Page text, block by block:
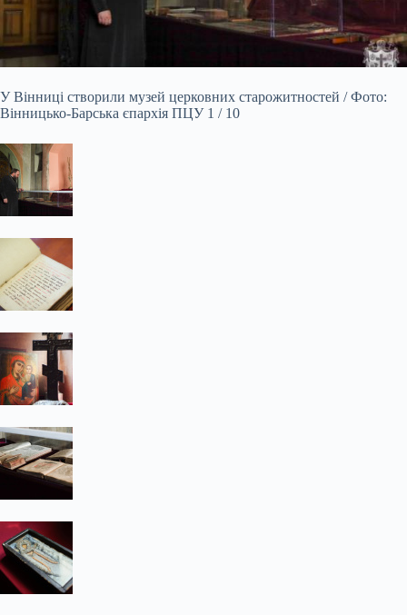
У Вінниці створили музей церковних старожитностей / Фото:
Вінницько-Барська єпархія ПЦУ 1 / 10